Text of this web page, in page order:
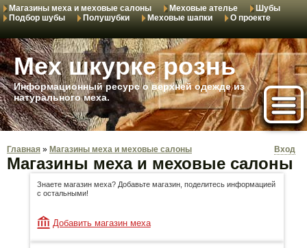
Магазины меха и меховые салоны Меховые ателье
Шубы
Подбор шубы
Полушубки Меховые шапки О проекте
Мех шкурке рознь
Информационный ресурс о верхней одежде из
натурального меха.
Главная » Магазины меха и меховые салоны Вход
Магазины меха и меховые салоны
Знаете магазин меха? Добавьте магазин, поделитесь информацией
с остальными!
Добавить магазин меха